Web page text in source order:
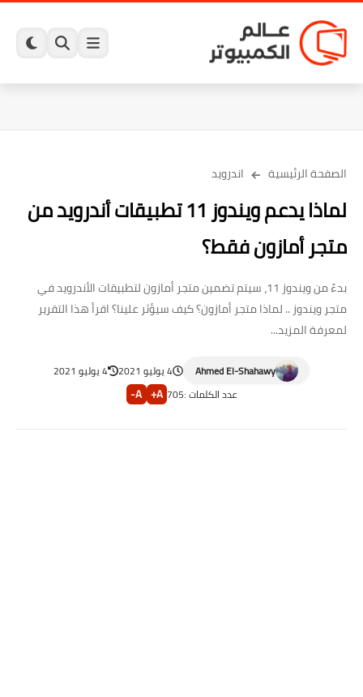
الصفحة الرئيسية اندرويد
لماذا يدعم ويندوز 11 تطبيقات أندرويد من
متجر أمازون فقط؟
بدءً من ويندوز 11، سيتم تضمين متجر أمازون لتطبيقات الأندرويد في
متجر ويندوز .. لماذا متجر أمازون؟ كيف سيؤثر علينا؟ اقرأ هذا التقرير
لمعرفة المزيد...
Ahmed El-Shahawy 4 يوليو 2021
4 يوليو 2021
عدد الكلمات :705
A+
A-